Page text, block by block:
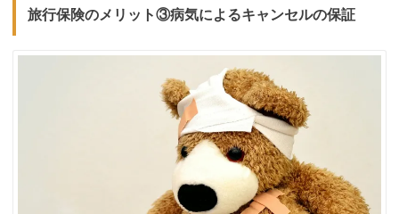
旅行保険のメリット③病気によるキャンセルの保証